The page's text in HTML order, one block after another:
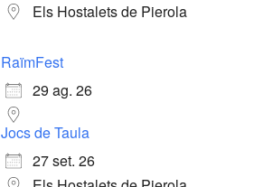
Els Hostalets de Pierola
RaïmFest
29 ag. 26
Jocs de Taula
27 set. 26